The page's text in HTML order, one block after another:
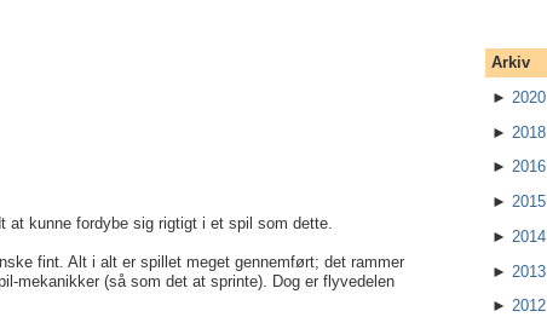
at kunne fordybe sig rigtigt i et spil som dette.
fint. Alt i alt er spillet meget gennemført; det rammer
mekanikker (så som det at sprinte). Dog er flyvedelen
Arkiv
► 2020
► 2018
► 2016
► 2015
► 2014
► 2013
► 2012